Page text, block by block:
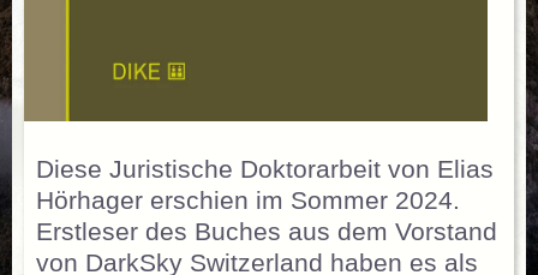
Diese Juristische Doktorarbeit von Elias
Hörhager erschien im Sommer 2024.
Erstleser des Buches aus dem Vorstand
von DarkSky Switzerland haben es als